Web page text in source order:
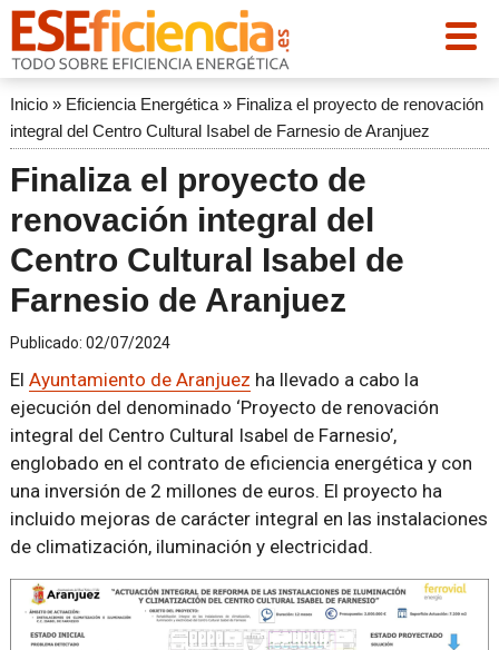
Inicio» Eficiencia Energética» Finaliza el proyecto de renovación
integral del Centro Cultural Isabel de Farnesio de Aranjuez
Finaliza el proyecto de
renovación integral del
Centro Cultural Isabel de
Farnesio de Aranjuez
Publicado: 02/07/2024
El Ayuntamiento de Aranjuez ha llevado a cabo la
ejecución del denominado ‘Proyecto de renovación
integral del Centro Cultural Isabel de Farnesio’,
englobado en el contrato de eficiencia energética y con
una inversión de 2 millones de euros. El proyecto ha
incluido mejoras de carácter integral en las instalaciones
de climatización, iluminación y electricidad.